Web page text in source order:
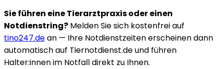
Sie führen eine Tierarztpraxis oder einen
Notdienstring? Melden Sie sich kostenfrei auf
tino247.dean — Ihre Notdienstzeiten erscheinen dann
automatisch auf Tiernotdienst.de und führen
Halter:innen im Notfall direkt zu Ihnen.